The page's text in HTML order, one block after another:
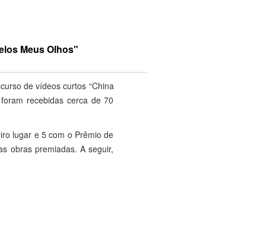
Meus Olhos"
de vídeos curtos “China
recebidas cerca de 70
lugar e 5 com o Prêmio de
obras premiadas. A seguir,